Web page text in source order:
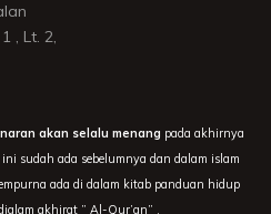
, Lt. 2,
akan selalu menang pada akhirnya
sudah ada sebelumnya dan dalam islam
ada di dalam kitab panduan hidup
akhirat ” Al-Qur’an” .